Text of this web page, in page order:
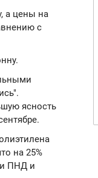
а цены на
с
ясность
на 25%
ПНД и